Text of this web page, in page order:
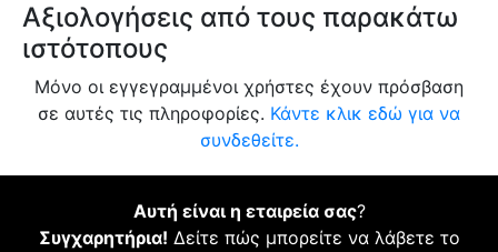
Αξιολογήσεις από τους παρακάτω
ιστότοπους
Μόνο οι εγγεγραμμένοι χρήστες έχουν πρόσβαση
σε αυτές τις πληροφορίες. Κάντε κλικ εδώ για να
συνδεθείτε.
Αυτή είναι η εταιρεία σας?
Συγχαρητήρια! Δείτε πώς μπορείτε να λάβετε το